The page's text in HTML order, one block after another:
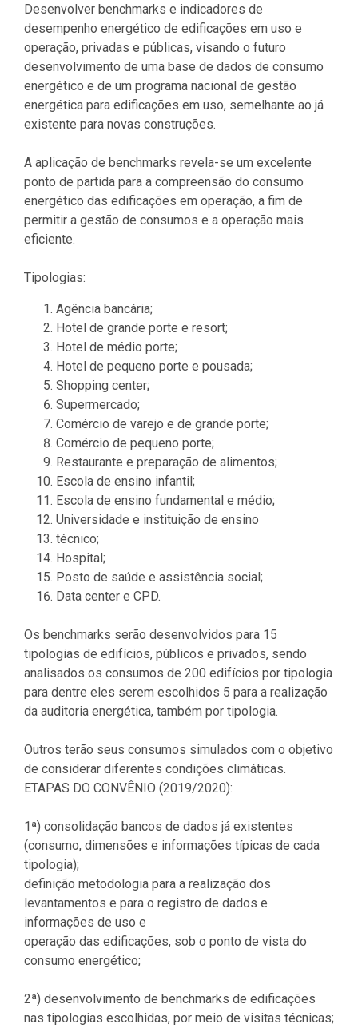
Desenvolver benchmarks e indicadores de
desempenho energético de edificações em uso e
operação, privadas e públicas, visando o futuro
desenvolvimento de uma base de dados de consumo
energético e de um programa nacional de gestão
energética para edificações em uso, semelhante ao já
existente para novas construções.
A aplicação de benchmarks revela-se um excelente
ponto de partida para a compreensão do consumo
energético das edificações em operação, a fim de
permitir a gestão de consumos e a operação mais
eficiente.
Tipologias:
Agência bancária;
Hotel de grande porte e resort;
Hotel de médio porte;
Hotel de pequeno porte e pousada;
Shopping center;
Supermercado;
Comércio de varejo e de grande porte;
Comércio de pequeno porte;
Restaurante e preparação de alimentos;
Escola de ensino infantil;
Escola de ensino fundamental e médio;
Universidade e instituição de ensino
técnico;
Hospital;
Posto de saúde e assistência social;
Data center e CPD.
Os benchmarks serão desenvolvidos para 15
tipologias de edifícios, públicos e privados, sendo
analisados os consumos de 200 edifícios por tipologia
para dentre eles serem escolhidos 5 para a realização
da auditoria energética, também por tipologia.
Outros terão seus consumos simulados com o objetivo
de considerar diferentes condições climáticas.
ETAPAS DO CONVÊNIO (2019/2020):
1ª) consolidação bancos de dados já existentes
(consumo, dimensões e informações típicas de cada
tipologia);
definição metodologia para a realização dos
levantamentos e para o registro de dados e
informações de uso e
operação das edificações, sob o ponto de vista do
consumo energético;
2ª) desenvolvimento de benchmarks de edificações
nas tipologias escolhidas, por meio de visitas técnicas;